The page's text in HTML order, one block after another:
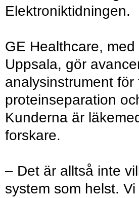
Elektroniktidningen.
GE Healthcare,
Uppsala, gör
analysinstrument för
proteinseparation
Kunderna är
forskare.
– Det är alltså inte
system som helst.